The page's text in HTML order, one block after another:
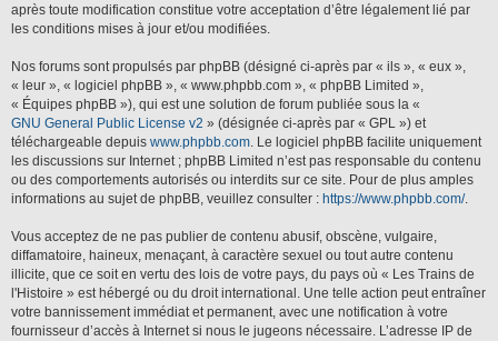
après toute modification constitue votre acceptation d’être légalement lié par
les conditions mises à jour et/ou modifiées.
Nos forums sont propulsés par phpBB (désigné ci-après par « ils », « eux »,
« leur », « logiciel phpBB », « www.phpbb.com », « phpBB Limited »,
« Équipes phpBB »), qui est une solution de forum publiée sous la «
GNU General Public License v2 » (désignée ci-après par « GPL ») et
téléchargeable depuis www.phpbb.com. Le logiciel phpBB facilite uniquement
les discussions sur Internet ; phpBB Limited n’est pas responsable du contenu
ou des comportements autorisés ou interdits sur ce site. Pour de plus amples
informations au sujet de phpBB, veuillez consulter : https://www.phpbb.com/.
Vous acceptez de ne pas publier de contenu abusif, obscène, vulgaire,
diffamatoire, haineux, menaçant, à caractère sexuel ou tout autre contenu
illicite, que ce soit en vertu des lois de votre pays, du pays où « Les Trains de
l'Histoire » est hébergé ou du droit international. Une telle action peut entraîner
votre bannissement immédiat et permanent, avec une notification à votre
fournisseur d’accès à Internet si nous le jugeons nécessaire. L’adresse IP de